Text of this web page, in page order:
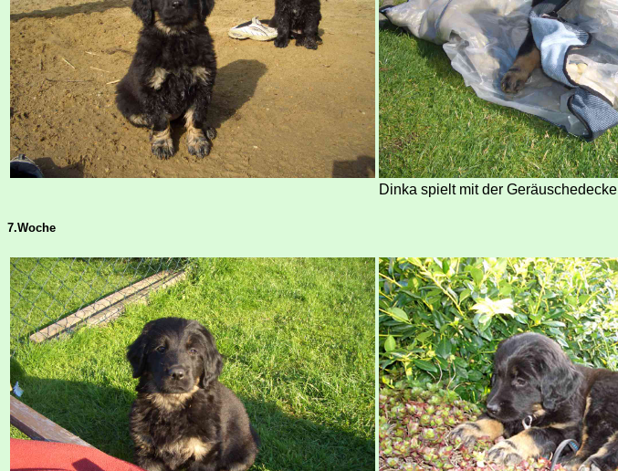
Dinka spielt mit der Geräuschedecke
7.Woche